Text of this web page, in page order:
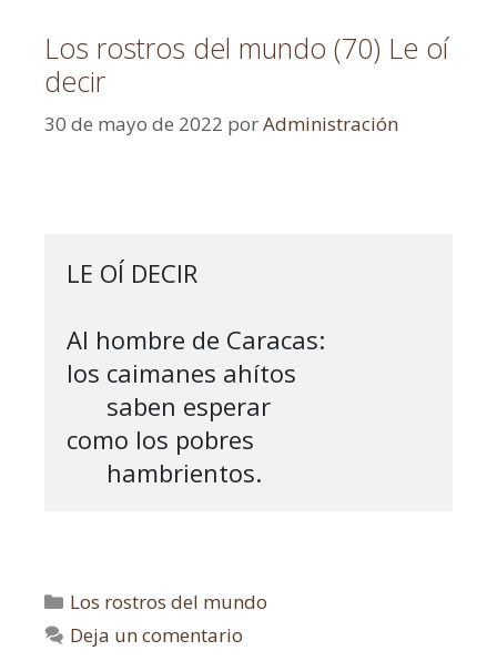
Los rostros del mundo (70) Le oí
decir
30 de mayo de 2022 porAdministración
LE OÍ DECIR
Al hombre de Caracas:
los caimanes ahítos
como los pobres
      hambrientos.
Los rostros del mundo
Deja un comentario